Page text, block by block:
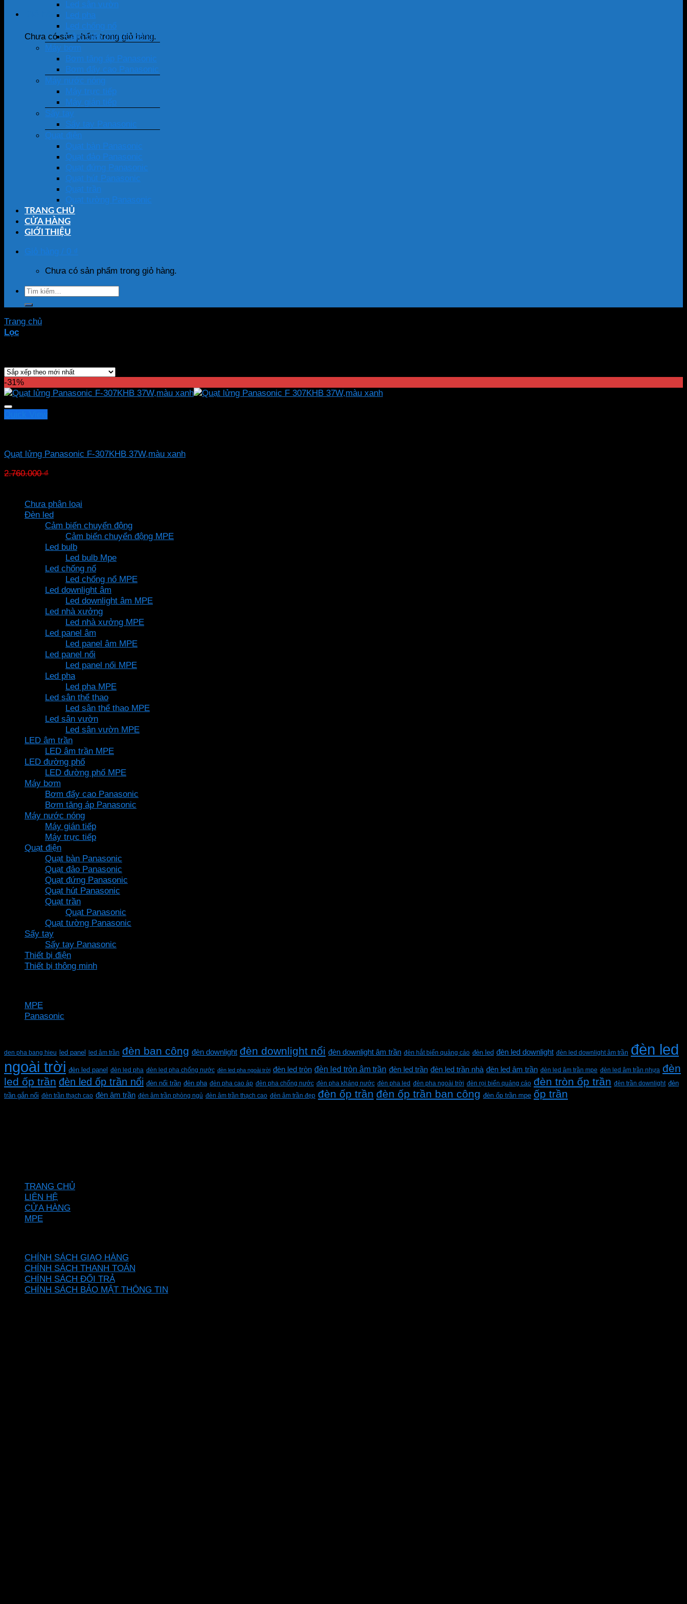
Giỏ hàng
Chưa có sản phẩm trong giỏ hàng.
Led sân vườn
Led pha
Led chống nổ
Cảm biến chuyển động
Máy bơm
Bơm tăng áp Panasonic
Bơm đẩy cao Panasonic
Máy nước nóng
Máy trực tiếp
Máy gián tiếp
Sấy tay
Sấy tay Panasonic
Quạt điện
Quạt bàn Panasonic
Quạt đảo Panasonic
Quạt đứng Panasonic
Quạt hút Panasonic
Quạt trần
Quạt tường Panasonic
TRANG CHỦ
CỬA HÀNG
GIỚI THIỆU
Giỏ hàng / 0 ₫
Chưa có sản phẩm trong giỏ hàng.
Tìm
Trang chủ
Lọc
-31%
Quạt lửng Panasonic F-307KHB 37W,màu xanh
2.760.000₫
2.760.000 ₫.
Chưa phân loại
Đèn led
Cảm biến chuyển động
Cảm biến chuyển động MPE
Led bulb
Led bulb Mpe
Led chống nổ
Led chống nổ MPE
Led downlight âm
Led downlight âm MPE
Led nhà xưởng
Led nhà xưởng MPE
Led panel âm
Led panel âm MPE
Led panel nổi
Led panel nổi MPE
Led pha
Led pha MPE
Led sân thể thao
Led sân thể thao MPE
Led sân vườn
Led sân vườn MPE
LED âm trần
LED âm trần MPE
LED đường phố
LED đường phố MPE
Máy bơm
Bơm đẩy cao Panasonic
Bơm tăng áp Panasonic
Máy nước nóng
Máy gián tiếp
Máy trực tiếp
Quạt điện
Quạt bàn Panasonic
Quạt đảo Panasonic
Quạt đứng Panasonic
Quạt hút Panasonic
Quạt trần
Quạt Panasonic
Quạt tường Panasonic
Sấy tay
Sấy tay Panasonic
Thiết bị điện
Thiết bị thông minh
MPE
Panasonic
den pha bang hieu led panel led âm trần đèn ban công đèn downlight đèn downlight nổi đèn downlight âm trần đèn hắt biển quảng cáo đèn led đèn led downlight đèn led downlight âm trần đèn led
ngoài trời đèn led panel đèn led pha đèn led pha chống nước đèn led pha ngoài trời đèn led tròn đèn led tròn âm trần đèn led trần đèn led trần nhà đèn led âm trần đèn led âm trần mpe đèn led âm trần nhựa đèn
led ốp trần đèn led ốp trần nổi đèn nổi trần đèn pha đèn pha cao áp đèn pha chống nước đèn pha kháng nước đèn pha led đèn pha ngoài trời đèn rọi biển quảng cáo đèn tròn ốp trần đèn trần downlight đèn
trần gắn nổi đèn trần thạch cao đèn âm trần đèn âm trần phòng ngủ đèn âm trần thạch cao đèn âm trần đẹp đèn ốp trần đèn ốp trần ban công đèn ốp trần mpe ốp trần
TRANG CHỦ
LIÊN HỆ
CỬA HÀNG
MPE
CHÍNH SÁCH GIAO HÀNG
CHÍNH SÁCH THANH TOÁN
CHÍNH SÁCH ĐỔI TRẢ
CHÍNH SÁCH BẢO MẬT THÔNG TIN